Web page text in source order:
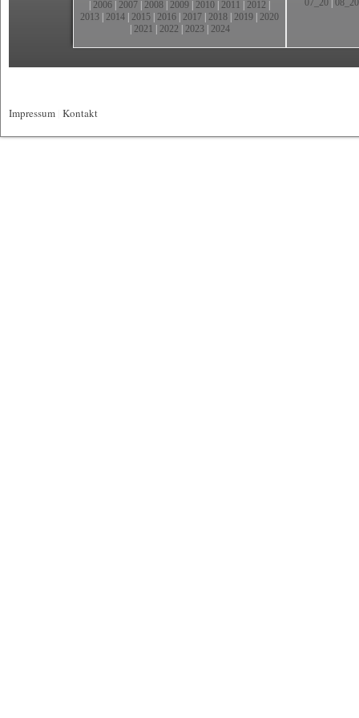
2006 2007 2008 2009 2010 2011 2012
2013 2014 2015 2016 2017 2018 2019 2020
2021 2022 2023| 2024
07_20 08_20
Impressum Kontakt